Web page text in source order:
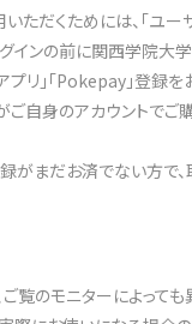
ただくためには、「ユー
ンの前に関西学院大学
プリ」「Pokepay」登録を
自身のアカウントでご
まだお済でない方で、
覧のモニターによって